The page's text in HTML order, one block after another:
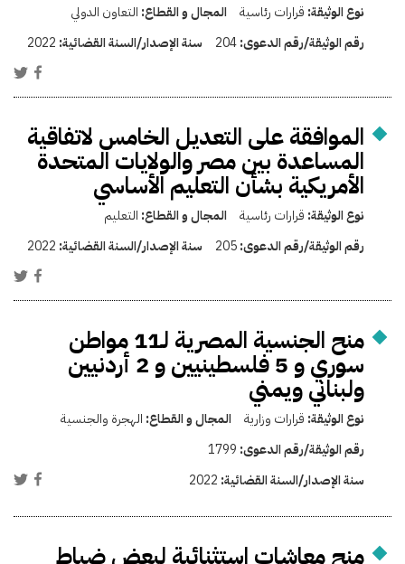
نوع الوثيقة: قرارات رئاسية المجال و القطاع: التعاون الدولي
رقم الوثيقة/رقم الدعوى:204 سنة الإصدار/السنة القضائية: 2022
الموافقة على التعديل الخامس لاتفاقية
المساعدة بين مصر والولايات المتحدة
الأمريكية بشأن التعليم الأساسي
نوع الوثيقة: قرارات رئاسية المجال و القطاع: التعليم
رقم الوثيقة/رقم الدعوى:205 سنة الإصدار/السنة القضائية: 2022
منح الجنسية المصرية لـ11 مواطن
سوري و 5 فلسطينيين و 2 أردنيين
ولبناني ويمني
نوع الوثيقة: قرارات وزارية المجال و القطاع: الهجرة والجنسية
رقم الوثيقة/رقم الدعوى: 1799
سنة الإصدار/السنة القضائية: 2022
منح معاشات استثنائية لبعض ضباط